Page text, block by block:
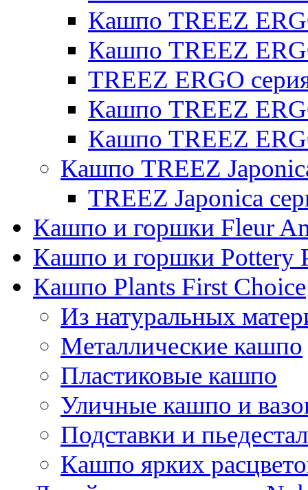
Кашпо TREEZ
Кашпо TREEZ
TREEZ ERGO
Кашпо TREEZ
Кашпо TREEZ
Кашпо TREEZ
TREEZ Japonica
Кашпо и горшки Fleur
Кашпо и горшки Pottery
Кашпо Plants First Choice
Из натуральных
Металлические кашпо
Пластиковые кашпо
Уличные кашпо и
Подставки и
Кашпо ярких